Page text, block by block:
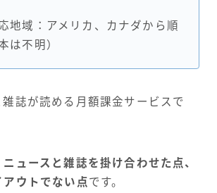
地域：アメリカ、カナダから順
は不明）
誌が読める月額課金サービスで
ュースと雑誌を掛け合わせた点、
ウトでない点です。